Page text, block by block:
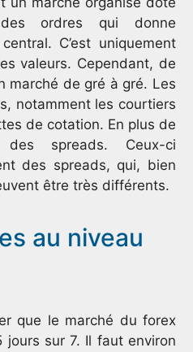
des ordres qui donne
C’est uniquement
valeurs. Cependant, de
marché de gré à gré. Les
notamment les courtiers
de cotation. En plus de
spreads. Ceux-ci
des spreads, qui, bien
être très différents.
au niveau
que le marché du forex
sur 7. Il faut environ